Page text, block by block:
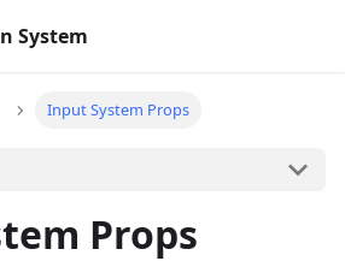
System
Input System Props
Props